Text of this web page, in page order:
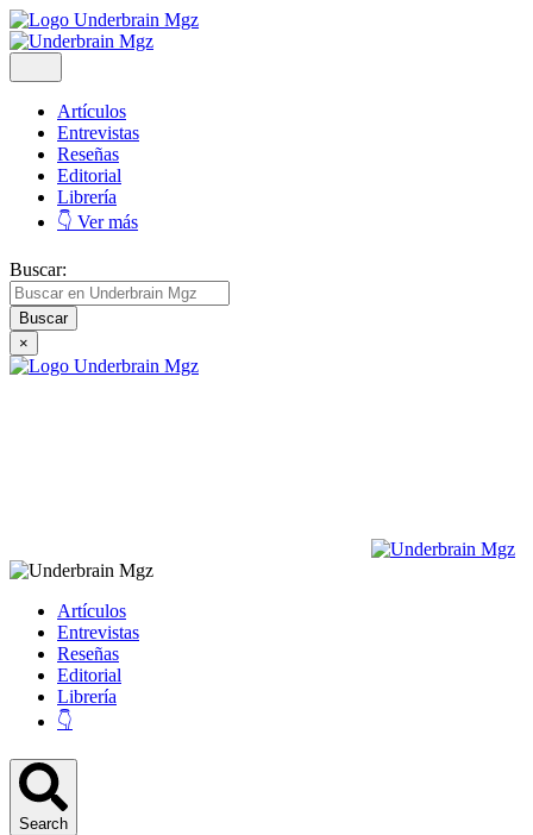
Artículos
Entrevistas
Reseñas
Editorial
Librería
👇 Ver más
Buscar:
×
Artículos
Entrevistas
Reseñas
Editorial
Librería
👇
Search